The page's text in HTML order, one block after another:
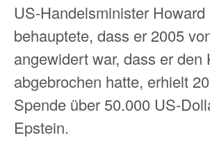
US-Handelsminister
behauptete, dass er 2005
angewidert war, dass er den
abgebrochen hatte, erhielt
Spende über 50.000 US-
Epstein.